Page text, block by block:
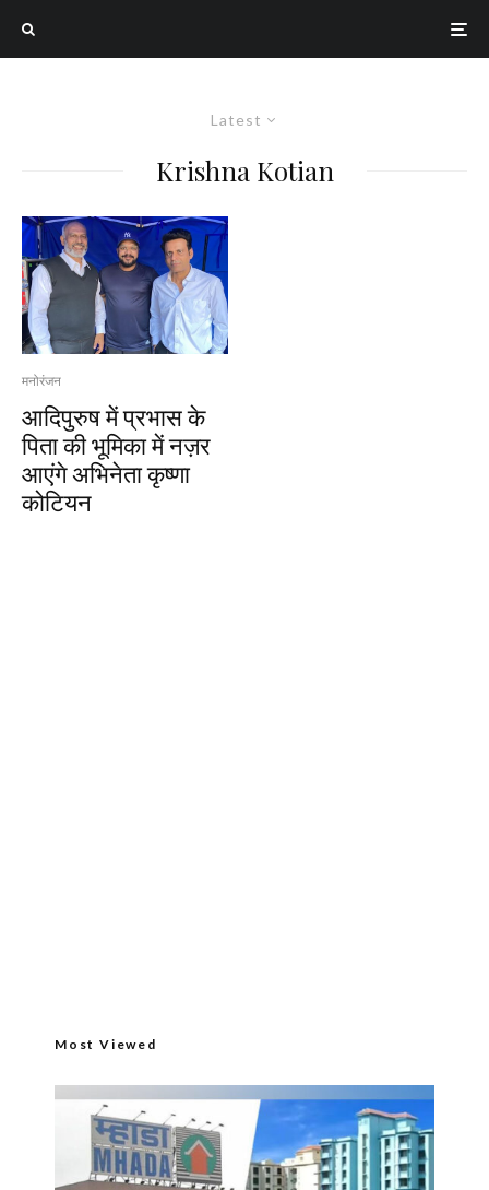
Latest
Krishna Kotian
मनोरंजन
आदिपुरुष में प्रभास के
पिता की भूमिका में नज़र
आएंगे अभिनेता कृष्णा
कोटियन
Most Viewed